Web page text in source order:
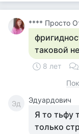
**** Просто
таковой
8 лет
Эд Эдуардович
Я то тьфу
только